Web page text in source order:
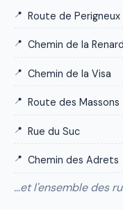
Route de Perigneux
Chemin de la
Chemin de la Visa
Route des Massons
Rue du Suc
Chemin des Adrets
…et l'ensemble des